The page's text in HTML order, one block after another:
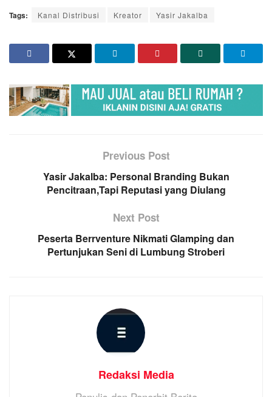
Tags: Kanal Distribusi Kreator Yasir Jakalba
Previous Post
Yasir Jakalba: Personal Branding Bukan
Pencitraan,Tapi Reputasi yang Diulang
Next Post
Peserta Berrventure Nikmati Glamping dan
Pertunjukan Seni di Lumbung Stroberi
Redaksi Media